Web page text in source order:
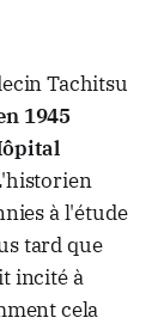
Tachitsu
1945
à l'étude
tard que
incité à
cela